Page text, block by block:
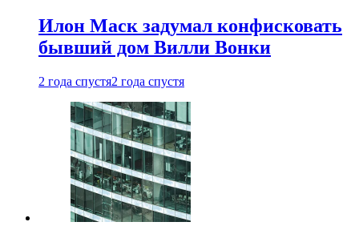
Илон Маск задумал конфисковать
бывший дом Вилли Вонки
2 года спустя2 года спустя